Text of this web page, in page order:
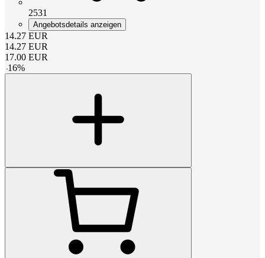
2531
Angebotsdetails anzeigen
14.27 EUR
14.27 EUR
17.00 EUR
-16%